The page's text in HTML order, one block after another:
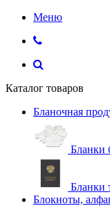
Меню
Каталог товаров
Бланочная
Бланки
Бланки
Блокноты,